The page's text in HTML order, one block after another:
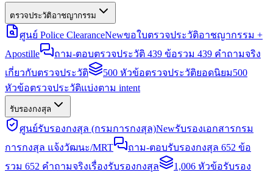
ตรวจประวัติอาชญากรรม
ศูนย์ Police ClearanceNewขอใบตรวจประวัติอาชญากรรม +
Apostille
ถาม-ตอบตรวจประวัติ 439 ข้อรวม 439 คำถามจริง
เกี่ยวกับตรวจประวัติ
500 หัวข้อตรวจประวัติยอดนิยม500
หัวข้อตรวจประวัติแบ่งตาม intent
รับรองกงสุล
ศูนย์รับรองกงสุล (กรมการกงสุล)Newรับรองเอกสารกรม
การกงสุล แจ้งวัฒนะ/MRT
ถาม-ตอบรับรองกงสุล 652 ข้อ
รวม 652 คำถามจริงเรื่องรับรองกงสุล
1,006 หัวข้อรับรอง